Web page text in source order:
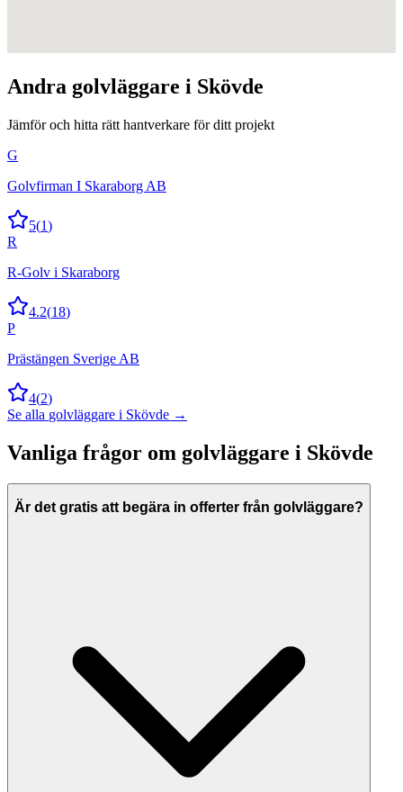
Andra golvläggare i Skövde
Jämför och hitta rätt hantverkare för ditt projekt
G
Golvfirman I Skaraborg AB
5(1)
R
R-Golv i Skaraborg
4.2(18)
P
Prästängen Sverige AB
4(2)
Se alla golvläggare i Skövde →
Vanliga frågor om golvläggare i Skövde
Är det gratis att begära in offerter från golvläggare?